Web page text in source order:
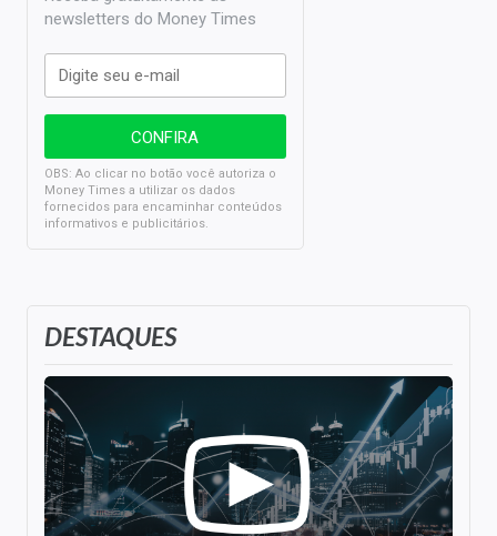
DESTAQUES
newsletters do Money Times
OBS: Ao clicar no botão você autoriza o
Money Times a utilizar os dados
fornecidos para encaminhar conteúdos
informativos e publicitários.